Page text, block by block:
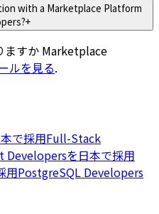
with a Marketplace Platform
+
ますか Marketplace
ルを見る.
で採用Full-Stack
Developersを日本で採用
用PostgreSQL Developers